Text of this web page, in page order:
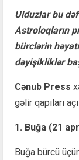
Ulduzlar bu
Astroloqların
bürclərin
dəyişikliklər
Cənub Press
gəlir qapıları
1. Buğa (21
Buğa bürcü